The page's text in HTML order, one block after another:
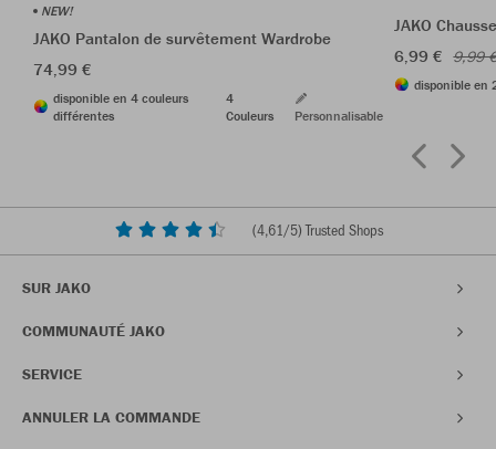
NEW!
JAKO Pantalon de survêtement Wardrobe
74,99 €
disponible en 4 couleurs
différentes
4
Couleurs
Personnalisable
JAKO
6,99 € 9,99
disponible en
(4,61/5) Trusted Shops
SUR JAKO
COMMUNAUTÉ JAKO
SERVICE
ANNULER LA COMMANDE